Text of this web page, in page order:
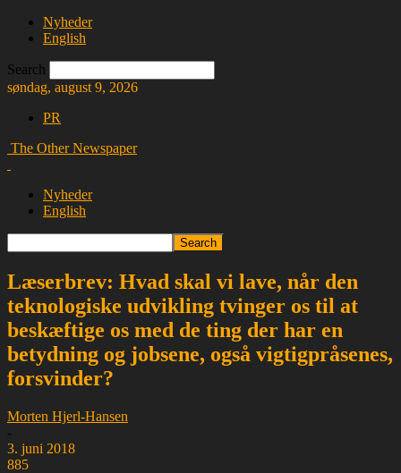
Nyheder
English
Search
søndag, august 9, 2026
PR
The Other Newspaper
Nyheder
English
Læserbrev: Hvad skal vi lave, når den
teknologiske udvikling tvinger os til at
beskæftige os med de ting der har en
betydning og jobsene, også vigtigpråsenes,
forsvinder?
Morten Hjerl-Hansen
-
3. juni 2018
885